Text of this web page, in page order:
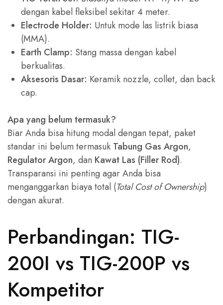
dengan kabel fleksibel sekitar 4 meter.
Electrode Holder: Untuk mode las listrik biasa
(MMA).
Earth Clamp: Stang massa dengan kabel
berkualitas.
Aksesoris Dasar: Keramik nozzle, collet, dan back
cap.
Apa yang belum termasuk?
Biar Anda bisa hitung modal dengan tepat, paket
standar ini belum termasuk Tabung Gas Argon,
Regulator Argon, dan Kawat Las (Filler Rod).
Transparansi ini penting agar Anda bisa
menganggarkan biaya total (Total Cost of Ownership)
dengan akurat.
Perbandingan: TIG-
200I vs TIG-200P vs
Kompetitor